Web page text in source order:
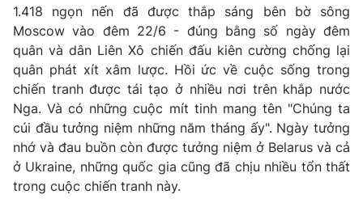
Hậu trường
Nhân vật
Khán giả
Giải sao mai
Giải trí
Điện ảnh
Âm nhạc
Sao
Đời sống
Du lịch
Làm đẹp
Chất lượng cuộc sống
Giáo dục
Tuyển sinh
Học trực tuyến
Công nghệ
Hitech Công nghệ tương lai
Giao lưu trực tuyến
1.418 ngọn nến đã được thắp sáng bên bờ sông
Moscow vào đêm 22/6 - đúng bằng số ngày đêm
quân và dân Liên Xô chiến đấu kiên cường chống lại
quân phát xít xâm lược. Hồi ức về cuộc sống trong
chiến tranh được tái tạo ở nhiều nơi trên khắp nước
Nga. Và có những cuộc mít tinh mang tên "Chúng ta
cúi đầu tưởng niệm những năm tháng ấy". Ngày tưởng
nhớ và đau buồn còn được tưởng niệm ở Belarus và cả
ở Ukraine, những quốc gia cũng đã chịu nhiều tổn thất
trong cuộc chiến tranh này.